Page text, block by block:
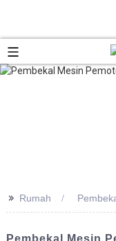
>> Rumah
Pembekal Mesin